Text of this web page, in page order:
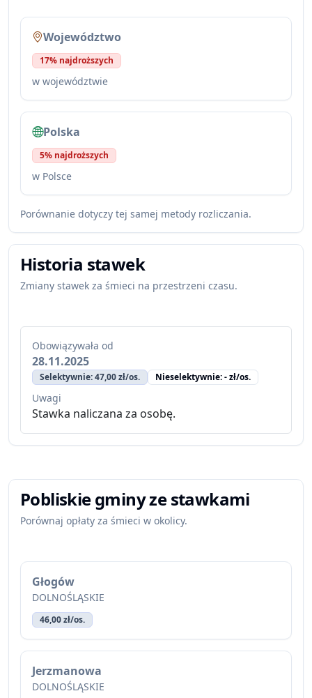
Województwo
17% najdroższych
w województwie
Polska
5% najdroższych
w Polsce
Porównanie dotyczy tej samej metody rozliczania.
Historia stawek
Zmiany stawek za śmieci na przestrzeni czasu.
Obowiązywała od
28.11.2025
Selektywnie: 47,00 zł/os. Nieselektywnie: - zł/os.
Uwagi
Stawka naliczana za osobę.
Pobliskie gminy ze stawkami
Porównaj opłaty za śmieci w okolicy.
Głogów
DOLNOŚLĄSKIE
46,00 zł/os.
Jerzmanowa
DOLNOŚLĄSKIE